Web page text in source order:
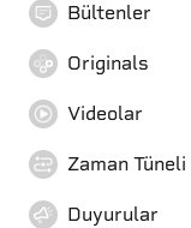
Bültenler
Originals
Videolar
Zaman Tüneli
Duyurular